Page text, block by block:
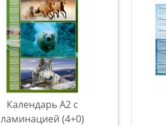
Календарь А2 с
ламинацией (4+0)